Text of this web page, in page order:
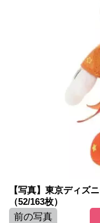
【写真】東京ディズ
（52/163枚）
前の写真